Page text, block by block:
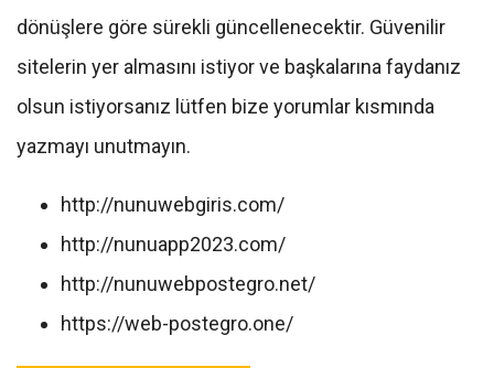
dönüşlere göre sürekli güncellenecektir. Güvenilir
sitelerin yer almasını istiyor ve başkalarına faydanız
olsun istiyorsanız lütfen bize yorumlar kısmında
yazmayı unutmayın.
http://nunuwebgiris.com/
http://nunuapp2023.com/
http://nunuwebpostegro.net/
https://web-postegro.one/